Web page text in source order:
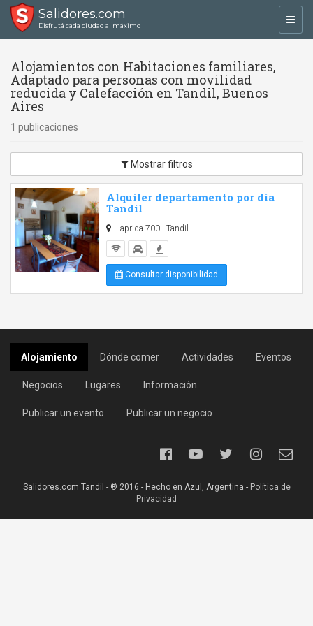
Salidores.com
Disfrutá cada ciudad al máximo
Alojamientos con Habitaciones familiares,
Adaptado para personas con movilidad
reducida y Calefacción en Tandil, Buenos
Aires
1 publicaciones
Mostrar filtros
Alquiler departamento por dia
Tandil
Laprida 700 - Tandil
Consultar disponibilidad
Alojamiento Dónde comer Actividades Eventos
Negocios Lugares Información
Publicar un evento Publicar un negocio
Salidores.com Tandil - ® 2016 - Hecho en Azul, Argentina - Política de
Privacidad